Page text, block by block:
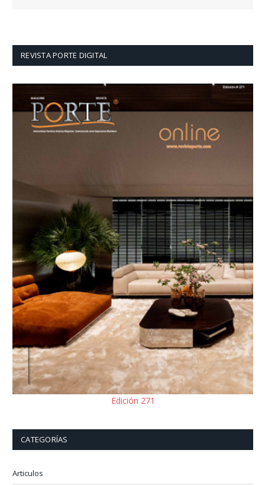
REVISTA PORTE DIGITAL
Edición 271
CATEGORÍAS
Articulos